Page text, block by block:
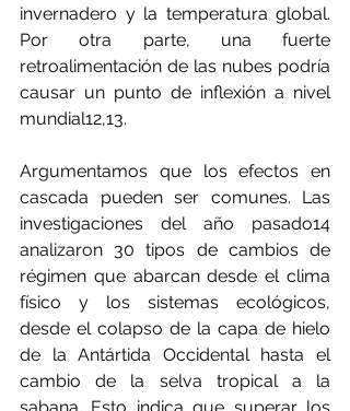
invernadero y la temperatura global.
Por otra parte, una fuerte
retroalimentación de las nubes podría
causar un punto de inflexión a nivel
mundial12,13.
Argumentamos que los efectos en
cascada pueden ser comunes. Las
investigaciones del año pasado14
analizaron 30 tipos de cambios de
régimen que abarcan desde el clima
físico y los sistemas ecológicos,
desde el colapso de la capa de hielo
de la Antártida Occidental hasta el
cambio de la selva tropical a la